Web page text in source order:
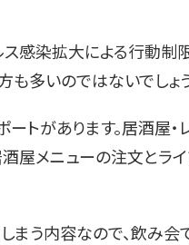
感染拡大による行動制
多いのではないでしょ
トがあります。居酒屋
屋メニューの注文とラ
まう内容なので、飲み